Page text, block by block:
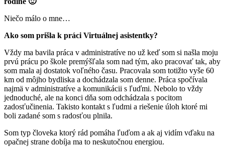
Niečo málo o mne…
Ako som prišla k práci Virtuálnej asistentky?
Vždy ma bavila práca v administratíve no už keď som si našla moju
prvú prácu po škole premýšľala som nad tým, ako pracovať tak, aby
som mala aj dostatok voľného času. Pracovala som totižto vyše 60
km od môjho bydliska a dochádzala som denne. Práca spočívala
najmä v administratíve a komunikácii s ľuďmi. Nebolo to vždy
jednoduché, ale na konci dňa som odchádzala s pocitom
zadosťučinenia. Takisto kontakt s ľudmi a riešenie úloh ktoré mi
boli zadané som s radosťou plnila.
Som typ človeka ktorý rád pomáha ľuďom a ak aj vidím vďaku na
opačnej strane dobíja ma to neskutočnou energiou.